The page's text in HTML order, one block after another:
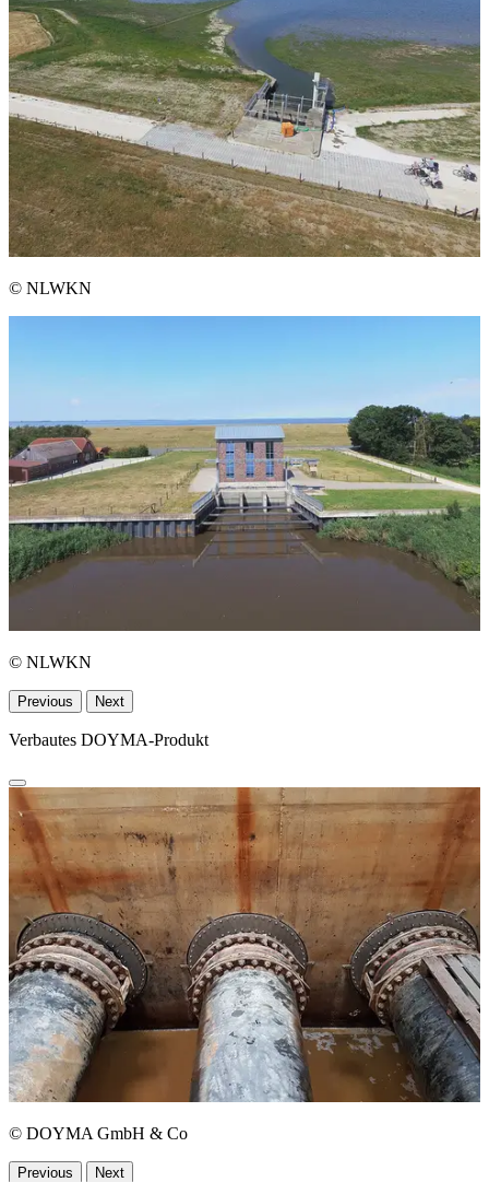
© NLWKN
© NLWKN
Previous Next
Verbautes DOYMA-Produkt
© DOYMA GmbH & Co
Previous Next